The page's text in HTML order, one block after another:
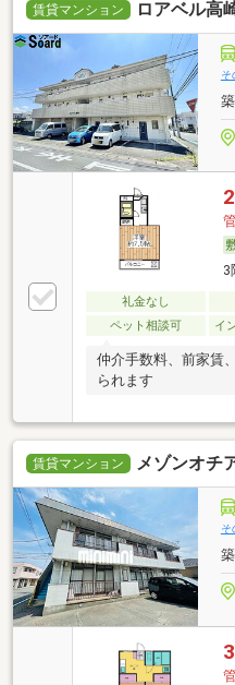
賃貸マンション ロアベル高
そ
3
礼金なし
ペット相談可
イ
仲介手数料、前家賃
られます
賃貸マンション メゾンオチ
そ